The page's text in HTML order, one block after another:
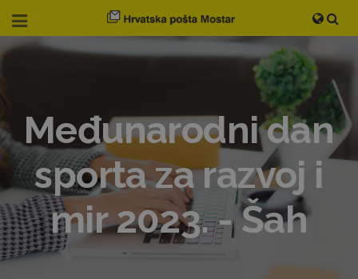
Međunarodni dan
sporta za razvoj i
mir 2023. - Šah